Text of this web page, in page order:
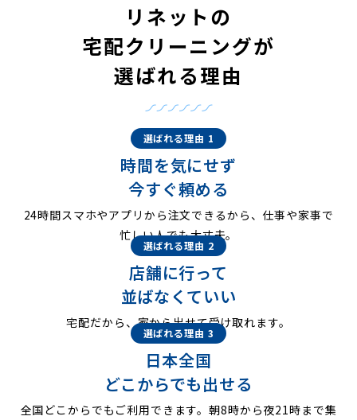
リネットの
宅配クリーニングが
選ばれる理由
選ばれる理由 1
時間を気にせず
今すぐ頼める
24時間スマホやアプリから注文できるから、仕事や家事で
忙しい人でも大丈夫。
選ばれる理由 2
店舗に行って
並ばなくていい
宅配だから、家から出せて受け取れます。
選ばれる理由 3
日本全国
どこからでも出せる
全国どこからでもご利用できます。朝8時から夜21時まで集